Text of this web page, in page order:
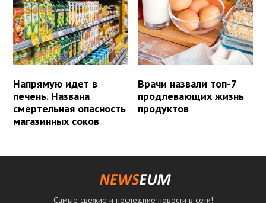
Напрямую идет в
печень. Названа
смертельная опасность
магазинных соков
Врачи назвали топ-7
продлевающих жизнь
продуктов
Самые свежие и последние новости в сети!